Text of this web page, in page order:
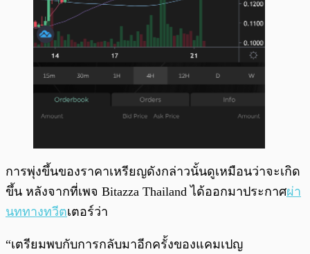
การพุ่งขึ้นของราคาเหรียญดังกล่าวนั้นดูเหมือนว่าจะเกิด
ขึ้น หลังจากที่เพจ Bitazza Thailand ได้ออกมาประกาศผ่า
นททางทวีตเตอร์ว่า
“เตรียมพบกับการกลับมาอีกครั้งของแคมเปญ